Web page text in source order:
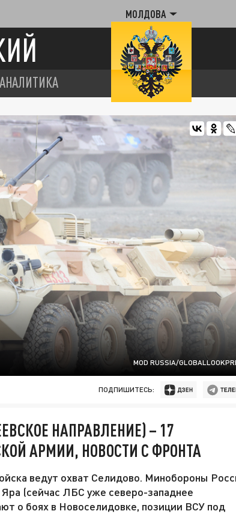
МОЛДОВА
АНАЛИТИКА
MOD RUSSIA/
ПОДПИШИТЕСЬ:
НАПРАВЛЕНИЕ) – 17
АРМИИ, НОВОСТИ С ФРОНТА
ведут охват Селидово. Минобороны
(сейчас ЛБС уже северо-западнее
о боях в Новоселидовке, позиции ВСУ под